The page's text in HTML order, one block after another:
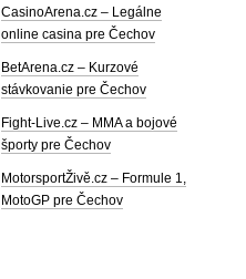
CasinoArena.cz – Legálne
online casina pre Čechov
BetArena.cz – Kurzové
stávkovanie pre Čechov
Fight-Live.cz – MMA a bojové
športy pre Čechov
MotorsportŽivě.cz – Formule 1,
MotoGP pre Čechov